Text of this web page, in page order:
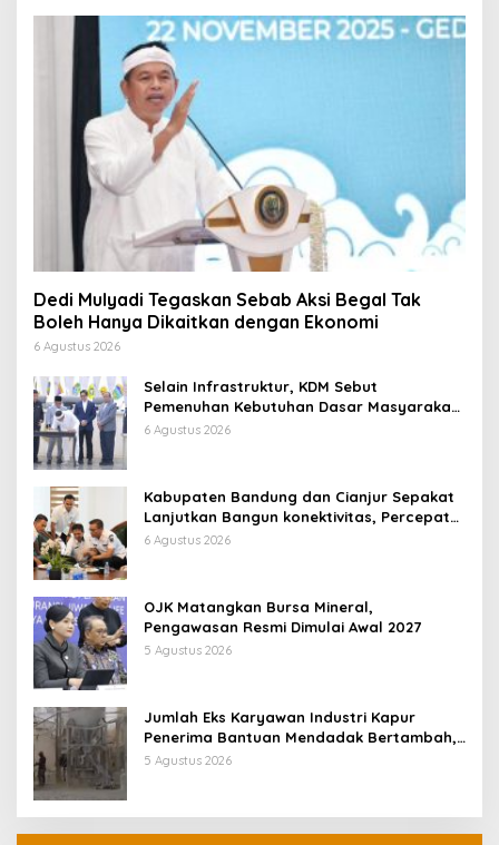
Dedi Mulyadi Tegaskan Sebab Aksi Begal Tak
Boleh Hanya Dikaitkan dengan Ekonomi
6 Agustus 2026
Selain Infrastruktur, KDM Sebut
Pemenuhan Kebutuhan Dasar Masyarakat
Jadi Fokus APBD Jabar 2027
6 Agustus 2026
Kabupaten Bandung dan Cianjur Sepakat
Lanjutkan Bangun konektivitas, Percepat
Pertumbuhan Ekonomi Daerah
6 Agustus 2026
OJK Matangkan Bursa Mineral,
Pengawasan Resmi Dimulai Awal 2027
5 Agustus 2026
Jumlah Eks Karyawan Industri Kapur
Penerima Bantuan Mendadak Bertambah,
KDM: Kita Identifikasi
5 Agustus 2026